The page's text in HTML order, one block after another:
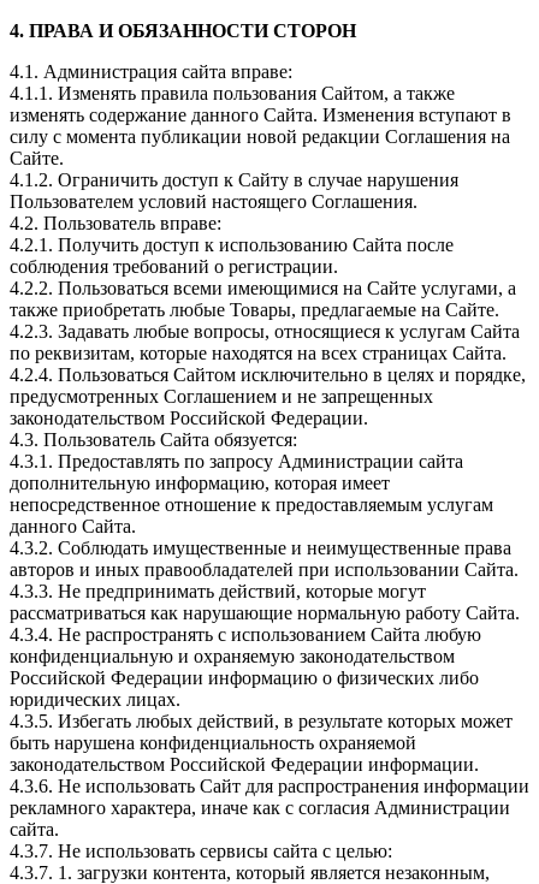
4. ПРАВА И ОБЯЗАННОСТИ СТОРОН
4.1. Администрация сайта вправе:
4.1.1. Изменять правила пользования Сайтом, а также
изменять содержание данного Сайта. Изменения вступают в
силу с момента публикации новой редакции Соглашения на
Сайте.
4.1.2. Ограничить доступ к Сайту в случае нарушения
Пользователем условий настоящего Соглашения.
4.2. Пользователь вправе:
4.2.1. Получить доступ к использованию Сайта после
соблюдения требований о регистрации.
4.2.2. Пользоваться всеми имеющимися на Сайте услугами, а
также приобретать любые Товары, предлагаемые на Сайте.
4.2.3. Задавать любые вопросы, относящиеся к услугам Сайта
по реквизитам, которые находятся на всех страницах Сайта.
4.2.4. Пользоваться Сайтом исключительно в целях и порядке,
предусмотренных Соглашением и не запрещенных
законодательством Российской Федерации.
4.3. Пользователь Сайта обязуется:
4.3.1. Предоставлять по запросу Администрации сайта
дополнительную информацию, которая имеет
непосредственное отношение к предоставляемым услугам
данного Сайта.
4.3.2. Соблюдать имущественные и неимущественные права
авторов и иных правообладателей при использовании Сайта.
4.3.3. Не предпринимать действий, которые могут
рассматриваться как нарушающие нормальную работу Сайта.
4.3.4. Не распространять с использованием Сайта любую
конфиденциальную и охраняемую законодательством
Российской Федерации информацию о физических либо
юридических лицах.
4.3.5. Избегать любых действий, в результате которых может
быть нарушена конфиденциальность охраняемой
законодательством Российской Федерации информации.
4.3.6. Не использовать Сайт для распространения информации
рекламного характера, иначе как с согласия Администрации
сайта.
4.3.7. Не использовать сервисы сайта с целью:
4.3.7. 1. загрузки контента, который является незаконным,